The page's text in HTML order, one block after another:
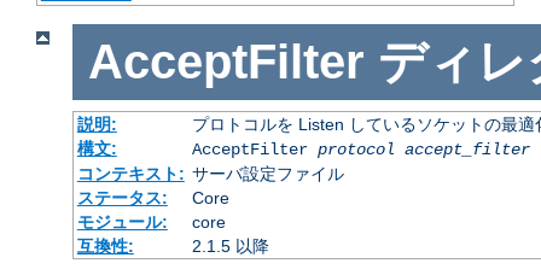
AcceptFilter ディレ
説明:
プロトコルを Listen しているソケットの最適
構文:
AcceptFilter protocol accept_filter
コンテキスト: サーバ設定ファイル
ステータス:
Core
モジュール:
core
互換性:
2.1.5 以降